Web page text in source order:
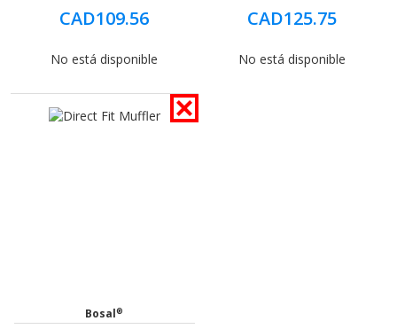
CAD109.56
No está disponible
CAD125.75
No está disponible
Bosal®